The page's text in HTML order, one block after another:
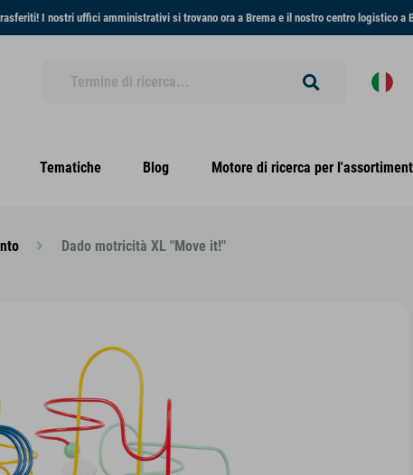
I nostri uffici amministrativi si trovano ora a Brema e il nostro centro logistico a
Tematiche Blog Motore di ricerca per
Dado motricità XL "Move it!"